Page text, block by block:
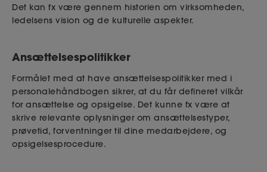
Det kan fx være gennem historien om virksomheden,
ledelsens vision og de kulturelle aspekter.
Ansættelsespolitikker
Formålet med at have ansættelsespolitikker med i
personalehåndbogen sikrer, at du får defineret vilkår
for ansættelse og opsigelse. Det kunne fx være at
skrive relevante oplysninger om ansættelsestyper,
prøvetid, forventninger til dine medarbejdere, og
opsigelsesprocedure.